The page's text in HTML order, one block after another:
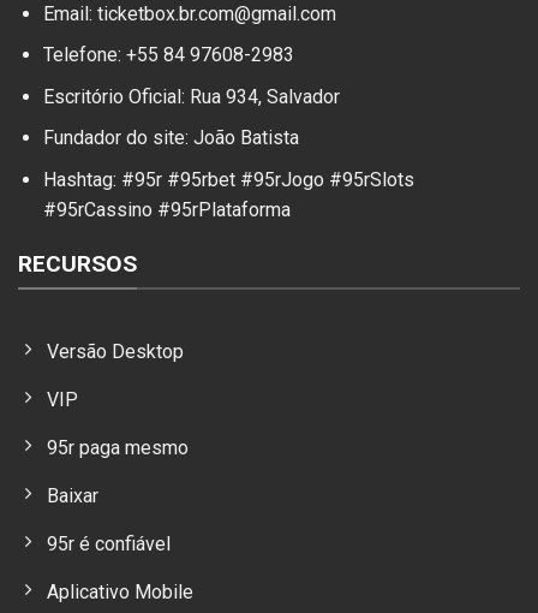
Email: ticketbox.br.com@gmail.com
Telefone: +55 84 97608-2983
Escritório Oficial: Rua 934, Salvador
Fundador do site: João Batista
Hashtag: #95r #95rbet #95rJogo #95rSlots
#95rCassino #95rPlataforma
RECURSOS
Versão Desktop
VIP
95r paga mesmo
Baixar
95r é confiável
Aplicativo Mobile